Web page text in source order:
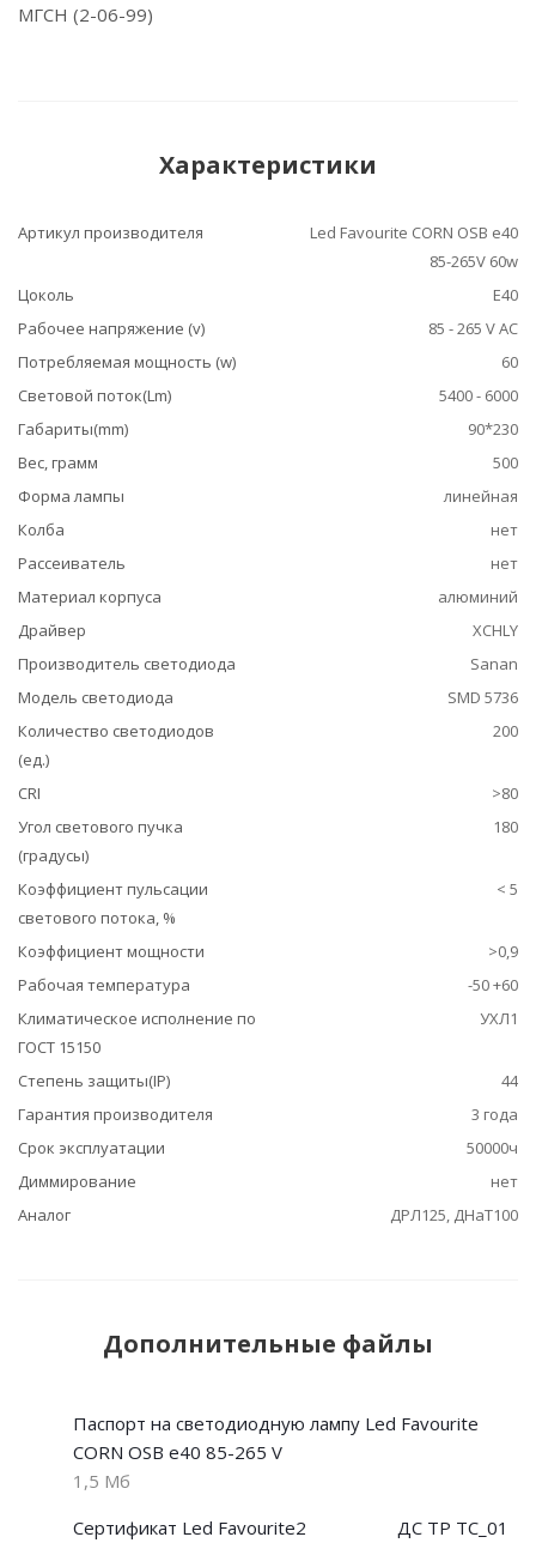
МГСН (2-06-99)
Характеристики
Артикул производителя
Led Favourite CORN OSB e40
85-265V 60w
Цоколь
E40
Рабочее напряжение (v)
85 - 265 V AC
Потребляемая мощность (w)
60
Световой поток(Lm)
5400 - 6000
Габариты(mm)
90*230
Вес, грамм
500
Форма лампы
линейная
Колба
нет
Рассеиватель
нет
Материал корпуса
алюминий
Драйвер
XCHLY
Производитель светодиода
Sanan
Модель светодиода
SMD 5736
Количество светодиодов
(ед.)
200
CRI
>80
Угол светового пучка
(градусы)
180
Коэффициент пульсации
светового потока, %
< 5
Коэффициент мощности
>0,9
Рабочая температура
-50 +60
Климатическое исполнение по
ГОСТ 15150
УХЛ1
Степень защиты(IP)
44
Гарантия производителя
3 года
Срок эксплуатации
50000ч
Диммирование
нет
Аналог
ДРЛ125, ДНаТ100
Дополнительные файлы
Паспорт на светодиодную лампу Led Favourite
CORN OSB e40 85-265 V
1,5 Мб
Сертификат Led Favourite2
ДС ТР ТС_01